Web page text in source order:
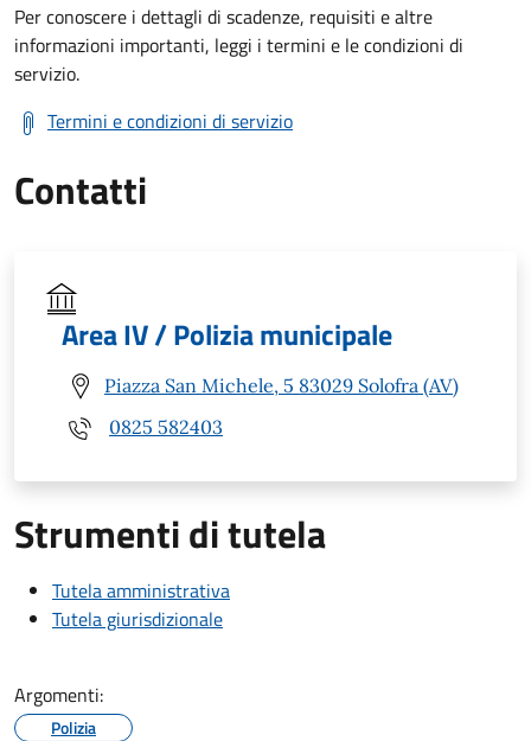
Per conoscere i dettagli di scadenze, requisiti e altre
informazioni importanti, leggi i termini e le condizioni di
servizio.
Termini e condizioni di servizio
Contatti
Area IV / Polizia municipale
Piazza San Michele, 5 83029 Solofra (AV)
0825 582403
Strumenti di tutela
Tutela amministrativa
Tutela giurisdizionale
Argomenti:
Polizia